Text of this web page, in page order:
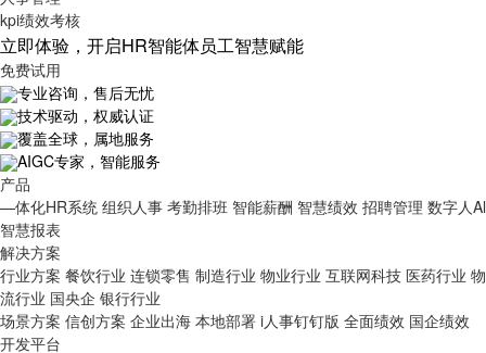
kpi绩效考核
立即体验，开启HR智能体员工智慧赋能
免费试用
专业咨询，售后无忧
技术驱动，权威认证
覆盖全球，属地服务
AIGC专家，智能服务
产品
—体化HR系统 组织人事 考勤排班 智能薪酬 智慧绩效 招聘管理 数字人Al
智慧报表
解决方案
行业方案 餐饮行业 连锁零售 制造行业 物业行业 互联网科技 医药行业 物
流行业 国央企 银行行业
场景方案 信创方案 企业出海 本地部署 i人事钉钉版 全面绩效 国企绩效
开发平台